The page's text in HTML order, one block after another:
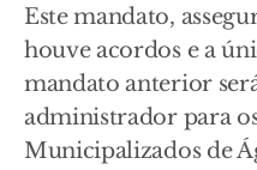
Este mandato,
houve acordos e a
mandato anterior
administrador para
Municipalizados de